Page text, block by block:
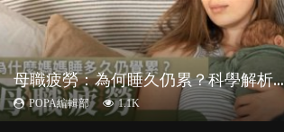
母
職疲勞：為何睡久仍累？科學解析隱形心理負擔
POPA編輯部 1.1K